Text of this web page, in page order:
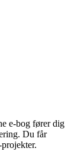
e-bog fører dig
Du får